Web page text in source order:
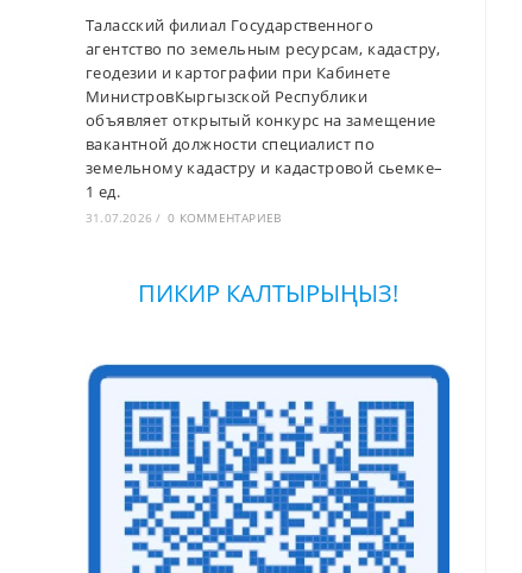
Таласский филиал Государственного
агентство по земельным ресурсам, кадастру,
геодезии и картографии при Кабинете
МинистровКыргызской Республики
объявляет открытый конкурс на замещение
вакантной должности специалист по
земельному кадастру и кадастровой сьемке–
1 ед.
31.07.2026 / 0 КОММЕНТАРИЕВ
ПИКИР КАЛТЫРЫҢЫЗ!